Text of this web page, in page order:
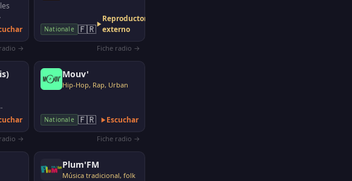
→
Nationale 🇫🇷
Reproductor
externo
Fiche radio →
→
Mouv'
Hip-Hop, Rap, Urban
Nationale 🇫🇷 Escuchar
Fiche radio →
Plum'FM
Música tradicional, folk